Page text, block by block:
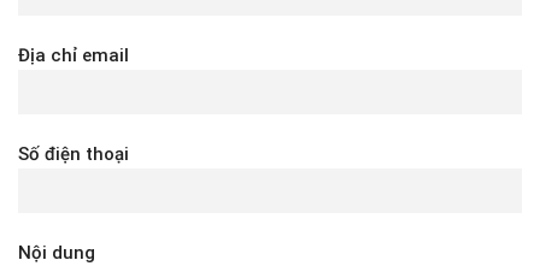
Địa chỉ email
Số điện thoại
Nội dung